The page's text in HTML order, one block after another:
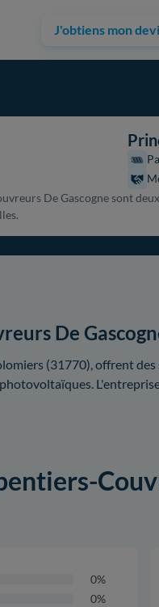
J'obtiens mon
De Gascogne sont
De
(31770), offrent
0%
0%